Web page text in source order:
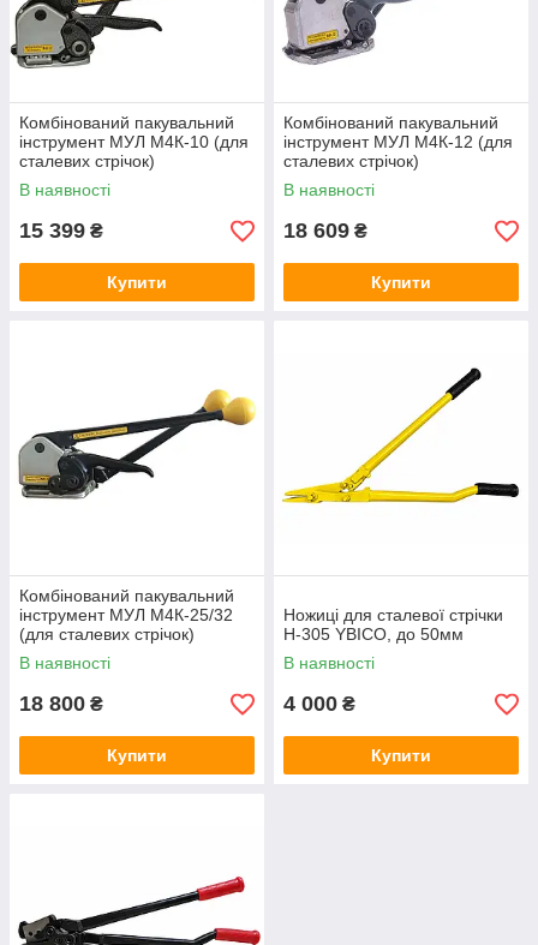
Комбінований пакувальний
інструмент МУЛ М4К-10 (для
сталевих стрічок)
В наявності
15 399 ₴
Купити
Комбінований пакувальний
інструмент МУЛ М4К-12 (для
сталевих стрічок)
В наявності
18 609 ₴
Купити
Комбінований пакувальний
інструмент МУЛ М4К-25/32
(для сталевих стрічок)
В наявності
18 800 ₴
Купити
Ножиці для сталевої стрічки
Н-305 YBICO, до 50мм
В наявності
4 000 ₴
Купити